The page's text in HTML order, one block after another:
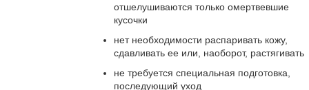
отшелушиваются только омертвевшие
кусочки
нет необходимости распаривать кожу,
сдавливать ее или, наоборот, растягивать
не требуется специальная подготовка,
последующий уход